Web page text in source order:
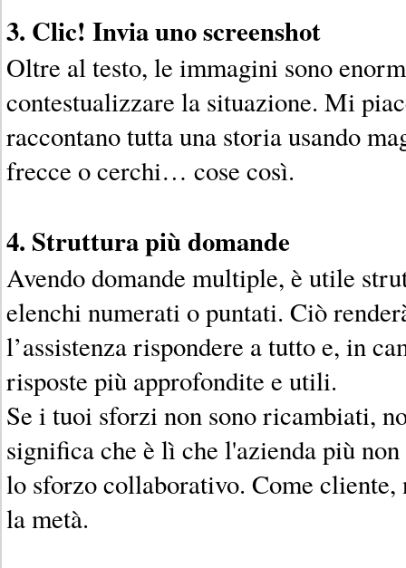
3. Clic! Invia uno screenshot
Oltre al testo, le immagini sono
contestualizzare la situazione. Mi
raccontano tutta una storia usando
frecce o cerchi… cose così.
4. Struttura più domande
Avendo domande multiple, è utile
elenchi numerati o puntati. Ciò
l’assistenza rispondere a tutto e, in
risposte più approfondite e utili.
Se i tuoi sforzi non sono ricambiati,
significa che è lì che l'azienda più
lo sforzo collaborativo. Come cliente,
la metà.